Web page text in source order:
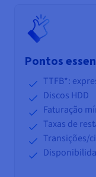
Pontos
TTFB*:
Discos HDD
Faturação
Taxas de
Transições/